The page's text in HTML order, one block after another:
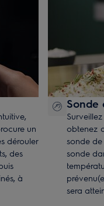
un
dérouler
des
à
Sonde
obtenez
sonde de
sonde
sera